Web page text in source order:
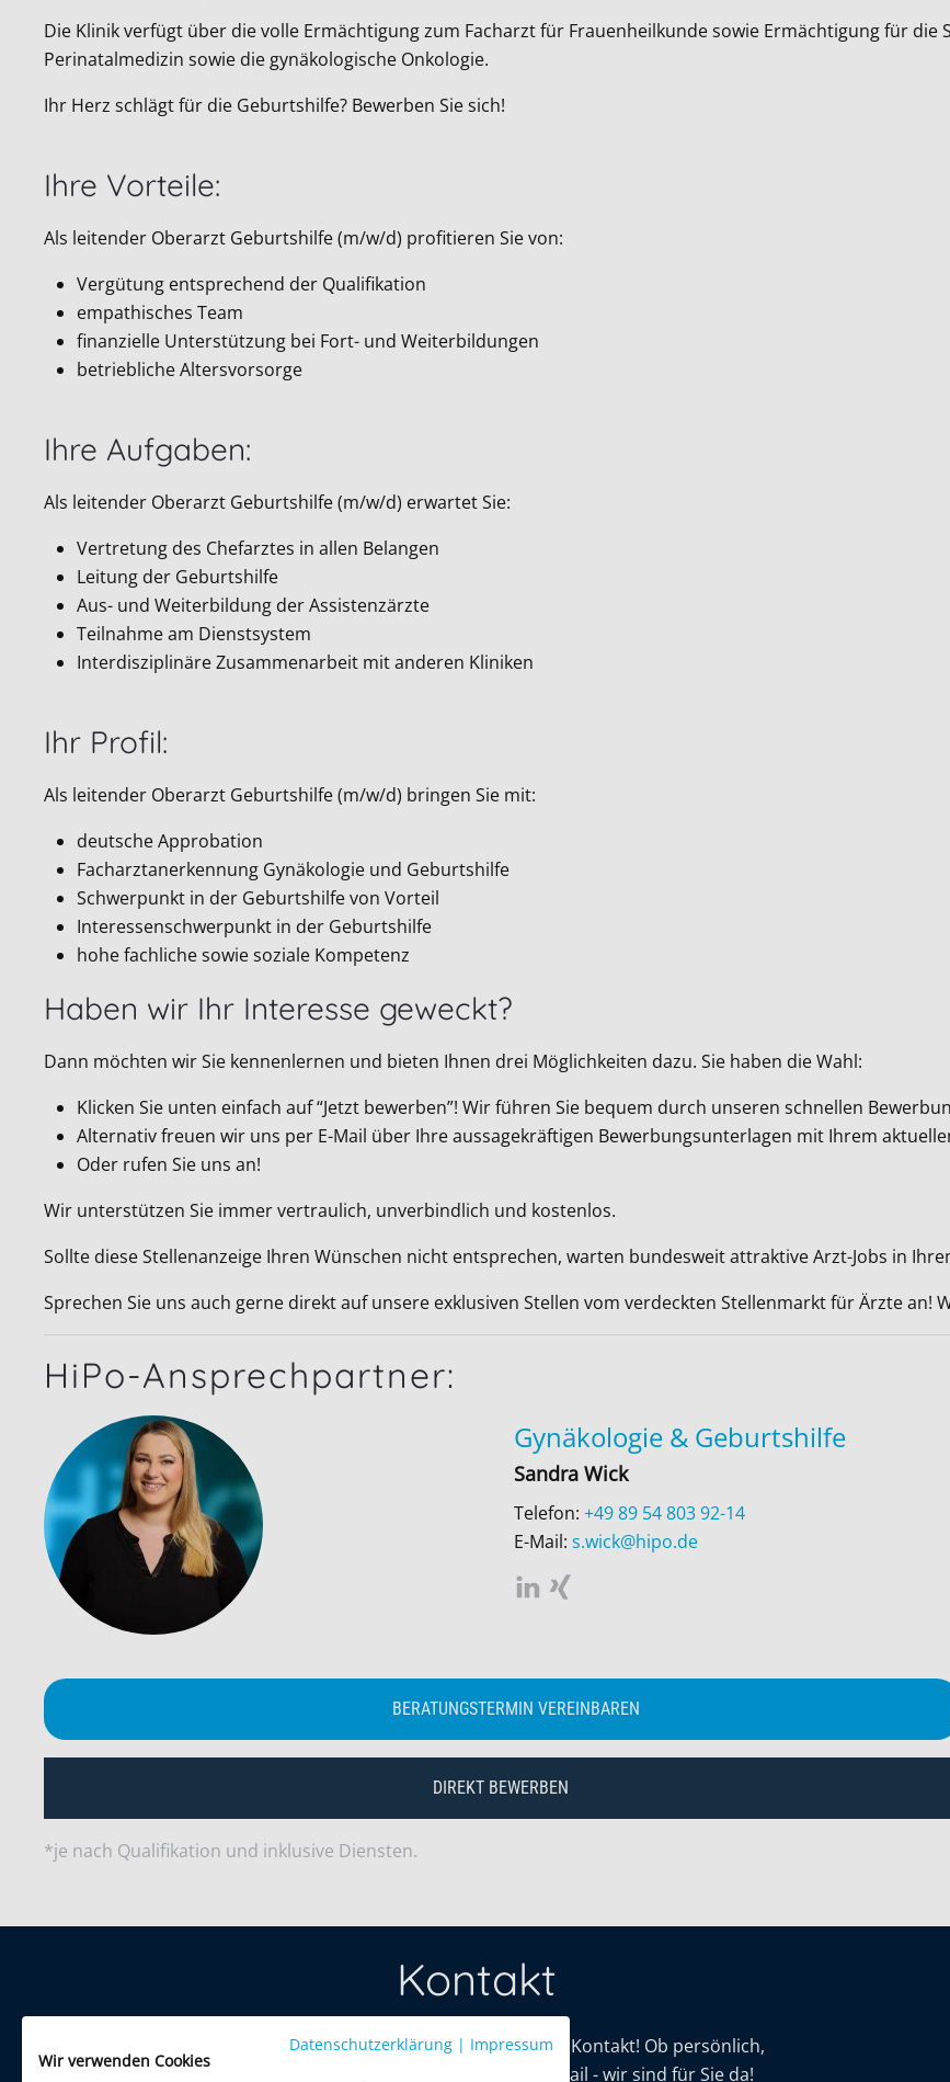
Die Klinik verfügt über die volle Ermächtigung zum Facharzt für Frauenheilkunde sowie Ermächtigung für
Perinatalmedizin sowie die gynäkologische Onkologie.
Ihr Herz schlägt für die Geburtshilfe? Bewerben Sie sich!
Ihre Vorteile:
Als leitender Oberarzt Geburtshilfe (m/w/d) profitieren Sie von:
Vergütung entsprechend der Qualifikation
empathisches Team
finanzielle Unterstützung bei Fort- und Weiterbildungen
betriebliche Altersvorsorge
Ihre Aufgaben:
Als leitender Oberarzt Geburtshilfe (m/w/d) erwartet Sie:
Vertretung des Chefarztes in allen Belangen
Leitung der Geburtshilfe
Aus- und Weiterbildung der Assistenzärzte
Teilnahme am Dienstsystem
Interdisziplinäre Zusammenarbeit mit anderen Kliniken
Ihr Profil:
Als leitender Oberarzt Geburtshilfe (m/w/d) bringen Sie mit:
deutsche Approbation
Facharztanerkennung Gynäkologie und Geburtshilfe
Schwerpunkt in der Geburtshilfe von Vorteil
Interessenschwerpunkt in der Geburtshilfe
hohe fachliche sowie soziale Kompetenz
Haben wir Ihr Interesse geweckt?
Dann möchten wir Sie kennenlernen und bieten Ihnen drei Möglichkeiten dazu. Sie haben die Wahl:
Klicken Sie unten einfach auf “Jetzt bewerben”! Wir führen Sie bequem durch unseren schnellen
Alternativ freuen wir uns per E-Mail über Ihre aussagekräftigen Bewerbungsunterlagen mit Ihrem
Oder rufen Sie uns an!
Wir unterstützen Sie immer vertraulich, unverbindlich und kostenlos.
Sollte diese Stellenanzeige Ihren Wünschen nicht entsprechen, warten bundesweit attraktive Arzt-Jobs in
Sprechen Sie uns auch gerne direkt auf unsere exklusiven Stellen vom verdeckten Stellenmarkt für Ärzte an!
HiPo-Ansprechpartner:
Gynäkologie & Geburtshilfe
Sandra Wick
Telefon:+49 89 54 803 92-14
E-Mail:s.wick@hipo.de
BERATUNGSTERMIN VEREINBAREN
DIREKT BEWERBEN
*je nach Qualifikation und inklusive Diensten.
Kontakt
Treten Sie mit uns in Kontakt! Ob persönlich,
per Telefon oder E-Mail - wir sind für Sie da!
Datenschutzerklärung | Impressum
Wir verwenden Cookies